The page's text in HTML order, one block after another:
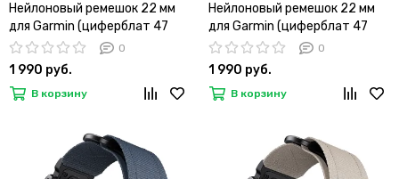
Нейлоновый ремешок 22 мм
для Garmin (циферблат 47
мм) QuickFit на липучке
(Голубой)
0
1 990 руб.
В корзину
Нейлоновый ремешок 22 мм
для Garmin (циферблат 47
мм) QuickFit на липучке (Хаки)
0
1 990 руб.
В корзину